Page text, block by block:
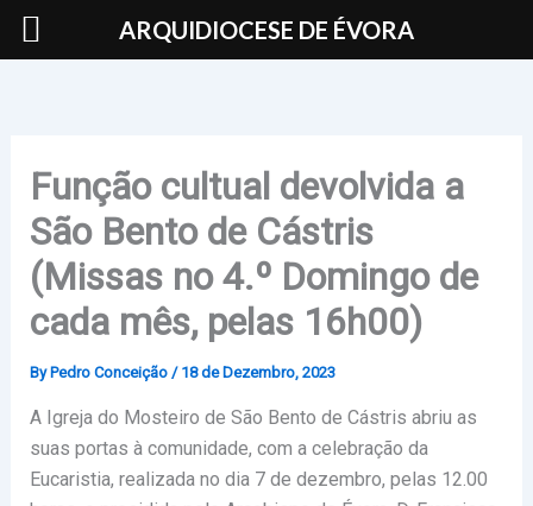
Skip
Função cultual devolvida a
São Bento de Cástris
(Missas no 4.º Domingo de
cada mês, pelas 16h00)
By Pedro Conceição / 18 de Dezembro, 2023
A Igreja do Mosteiro de São Bento de Cástris abriu as
suas portas à comunidade, com a celebração da
Eucaristia, realizada no dia 7 de dezembro, pelas 12.00
ARQUIDIOCESE DE ÉVORA